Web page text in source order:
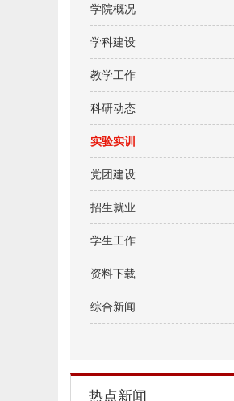
学院概况
学科建设
教学工作
科研动态
实验实训
党团建设
招生就业
学生工作
资料下载
综合新闻
热点新闻